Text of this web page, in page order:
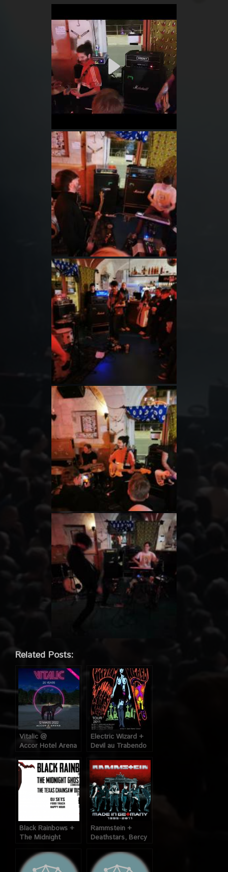
Related Posts:
Vitalic @
Accor Hotel Arena
(Paris), le 12 Mars
2022
Electric Wizard +
Devil au Trabendo
2011
Black Rainbows +
The Midnight
Texas Chainswaw
Dustlovers @
Rammstein +
Deathstars, Bercy
Mars 2012